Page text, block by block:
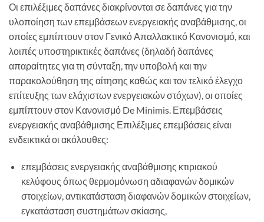
Οι επιλέξιμες δαπάνες διακρίνονται σε δαπάνες για την
υλοποίηση των επεμβάσεων ενεργειακής αναβάθμισης, οι
οποίες εμπίπτουν στον Γενικό Απαλλακτικό Κανονισμό, και
λοιπές υποστηρικτικές δαπάνες (δηλαδή δαπάνες
απαραίτητες για τη σύνταξη, την υποβολή και την
παρακολούθηση της αίτησης καθώς και τον τελικό έλεγχο
επίτευξης των ελάχιστων ενεργειακών στόχων), οι οποίες
εμπίπτουν στον Κανονισμό De Minimis. Επεμβάσεις
ενεργειακής αναβάθμισης Επιλέξιμες επεμβάσεις είναι
ενδεικτικά οι ακόλουθες:
επεμβάσεις ενεργειακής αναβάθμισης κτιριακού
κελύφους όπως θερμομόνωση αδιαφανών δομικών
στοιχείων, αντικατάσταση διαφανών δομικών στοιχείων,
εγκατάσταση συστημάτων σκίασης,